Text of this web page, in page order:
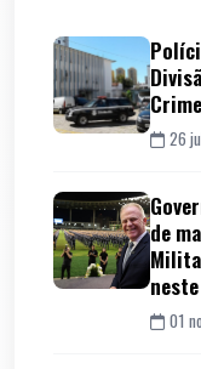
26
de
01